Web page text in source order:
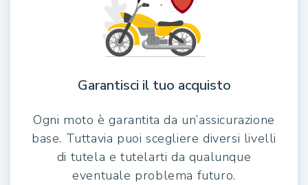
Garantisci il tuo acquisto
Ogni moto è garantita da un’assicurazione
base. Tuttavia puoi scegliere diversi livelli
di tutela e tutelarti da qualunque
eventuale problema futuro.